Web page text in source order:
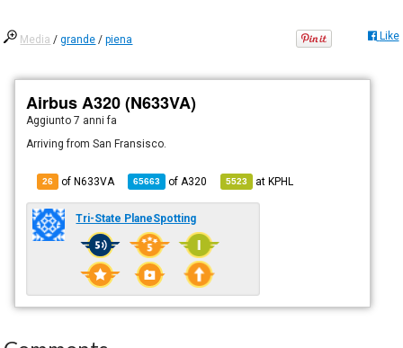
Media /grande /piena Like
Airbus A320 (N633VA)
Aggiunto7 anni fa
Arriving from San Fransisco.
26 of N633VA 65663 of A320 5523 atKPHL
Tri-State PlaneSpotting